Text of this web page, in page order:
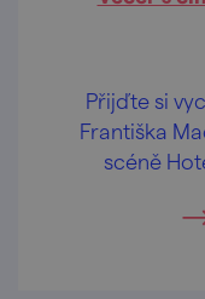
Přijďte si
Františka
scéně